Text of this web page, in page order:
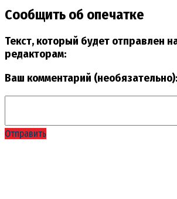
Сообщить об опечатке
Текст, который будет отправлен
редакторам:
Ваш комментарий (необязательно):
Отправить